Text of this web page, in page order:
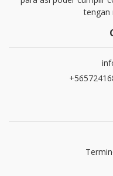
tengan